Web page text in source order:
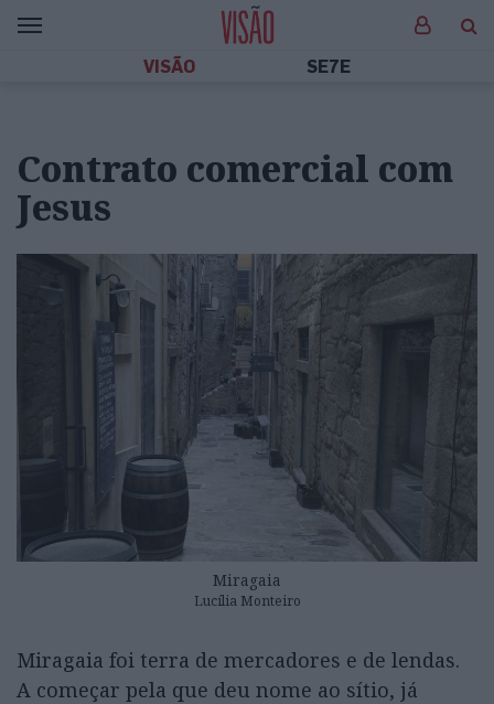
VISÃO SE7E
Contrato comercial com
Jesus
Miragaia
Lucí­lia Monteiro
Miragaia foi terra de mercadores e de lendas.
A começar pela que deu nome ao sítio, já